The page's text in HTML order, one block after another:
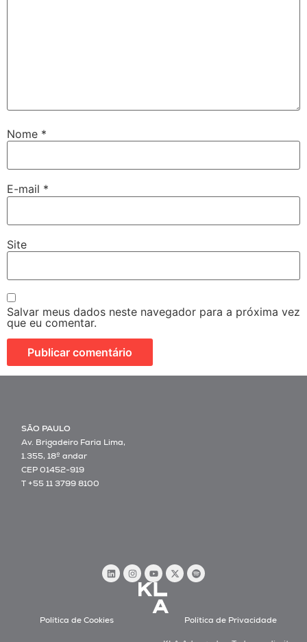
Nome *
E-mail *
Site
Salvar meus dados neste navegador para a próxima vez
que eu comentar.
SÃO PAULO
Av. Brigadeiro Faria Lima,
1.355, 18º andar
CEP 01452-919
T +55 11 3799 8100
Política de Cookies Política de Privacidade